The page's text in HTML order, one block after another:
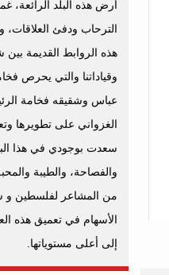
أرض هذه البلد الرائعة،
الترحاب ودفئ العلاقات،
هذه الروابط القديمة بين
وقياداتنا والتي يحرص
عباس وشقيقه فخامة
الغزواني على تطويرها
سعدت بوجودي في هذا
والفصاحة، والطيبة
من المشاعر لفلسطين و
الأسهام في تعميق هذه
إلى أعلى مستوياتها.